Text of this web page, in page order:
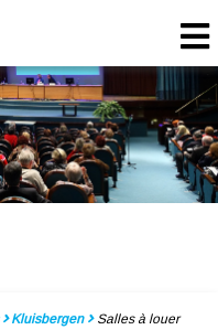
Kluisbergen Salles à louer